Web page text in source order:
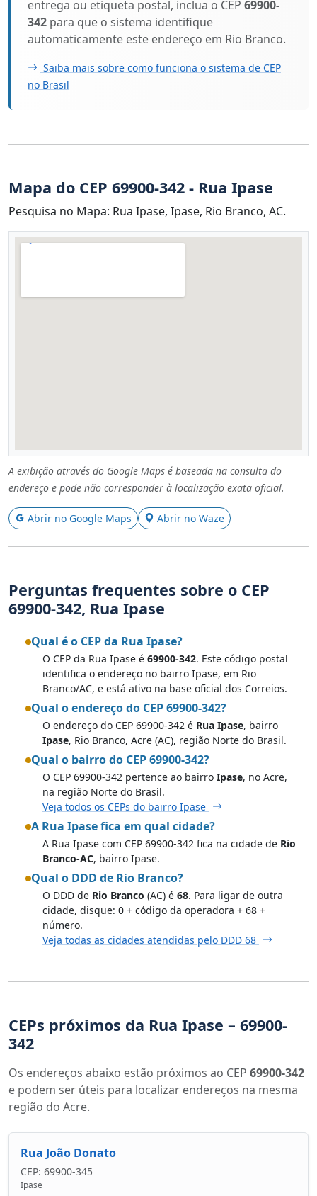
entrega ou etiqueta postal, inclua o CEP 69900-
342 para que o sistema identifique
automaticamente este endereço em Rio Branco.
Saiba mais sobre como funciona o sistema de CEP
no Brasil
Mapa do CEP 69900-342 - Rua Ipase
Pesquisa no Mapa: Rua Ipase, Ipase, Rio Branco, AC.
A exibição através do Google Maps é baseada na consulta do
endereço e pode não corresponder à localização exata oficial.
Abrir no Google Maps Abrir no Waze
Perguntas frequentes sobre o CEP
69900-342, Rua Ipase
Qual é o CEP da Rua Ipase?
O CEP da Rua Ipase é 69900-342. Este código postal
identifica o endereço no bairro Ipase, em Rio
Branco/AC, e está ativo na base oficial dos Correios.
Qual o endereço do CEP 69900-342?
O endereço do CEP 69900-342 é Rua Ipase, bairro
Ipase, Rio Branco, Acre (AC), região Norte do Brasil.
Qual o bairro do CEP 69900-342?
O CEP 69900-342 pertence ao bairro Ipase, no Acre,
na região Norte do Brasil.
Veja todos os CEPs do bairro Ipase
A Rua Ipase fica em qual cidade?
A Rua Ipase com CEP 69900-342 fica na cidade de Rio
Branco-AC, bairro Ipase.
Qual o DDD de Rio Branco?
O DDD de Rio Branco (AC) é 68. Para ligar de outra
cidade, disque: 0 + código da operadora + 68 +
número.
Veja todas as cidades atendidas pelo DDD 68
CEPs próximos da Rua Ipase – 69900-
342
Os endereços abaixo estão próximos ao CEP 69900-342
e podem ser úteis para localizar endereços na mesma
região do Acre.
Rua João Donato
CEP: 69900-345
Ipase